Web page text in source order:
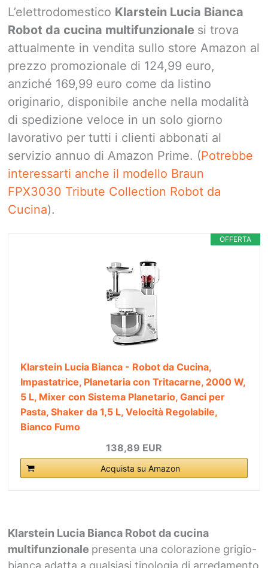
L’elettrodomestico Klarstein Lucia Bianca
Robot da cucina multifunzionale si trova
attualmente in vendita sullo store Amazon al
prezzo promozionale di 124,99 euro,
anziché 169,99 euro come da listino
originario, disponibile anche nella modalità
di spedizione veloce in un solo giorno
lavorativo per tutti i clienti abbonati al
servizio annuo di Amazon Prime. (Potrebbe
interessarti anche il modello Braun
FPX3030 Tribute Collection Robot da
Cucina).
OFFERTA
Klarstein Lucia Bianca - Robot da Cucina,
Impastatrice, Planetaria con Tritacarne, 2000 W,
5 L, Mixer con Sistema Planetario, Ganci per
Pasta, Shaker da 1,5 L, Velocità Regolabile,
Bianco Fumo
138,89 EUR
Acquista su Amazon
Klarstein Lucia Bianca Robot da cucina
multifunzionale presenta una colorazione grigio-
bianca adatta a qualsiasi tipologia di arredamento